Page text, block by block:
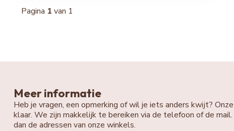
Pagina 1 van 1
Meer informatie
Heb je vragen, een opmerking of wil je iets anders kwijt?
klaar. We zijn makkelijk te bereiken via de telefoon of de
dan de adressen van onze winkels.